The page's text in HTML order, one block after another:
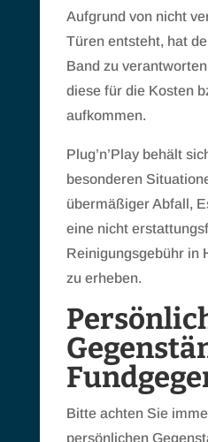
Aufgrund von nicht
Türen entsteht, hat
Band zu
diese für die Kosten
aufkommen.
Plug’n’Play behält
besonderen
übermäßiger Abfall,
eine nicht
Reinigungsgebühr in
zu erheben.
Bitte achten Sie
persönlichen